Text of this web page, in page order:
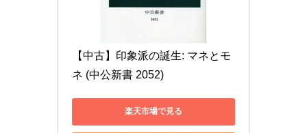
【中古】印象派の誕生: マネとモ
ネ (中公新書 2052)
楽天市場で見る